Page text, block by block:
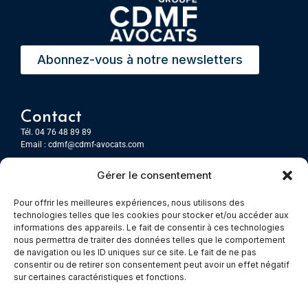
Gérer le consentement
Pour offrir les meilleures expériences, nous utilisons des
technologies telles que les cookies pour stocker et/ou accéder aux
informations des appareils. Le fait de consentir à ces technologies
nous permettra de traiter des données telles que le comportement
de navigation ou les ID uniques sur ce site. Le fait de ne pas
consentir ou de retirer son consentement peut avoir un effet négatif
sur certaines caractéristiques et fonctions.
Abonnez-vous à notre newsletters
Contact
Tél. 04 76 48 89 89
Email : cdmf@cdmf-avocats.com
7 Place Firmin Gautier
CS 80476
38016 GRENOBLE, Cedex 1
Chambery
Immeuble le Paris